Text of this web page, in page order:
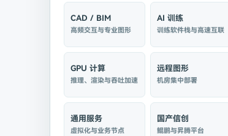
CAD / BIM
高频交互与专业图形
AI 训练
训练软件栈与高速互联
GPU 计算
推理、渲染与吞吐加速
远程图形
机房集中部署
通用服务
虚拟化与业务节点
国产信创
鲲鹏与昇腾平台